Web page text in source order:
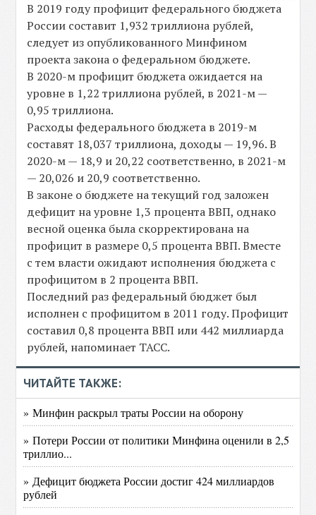
В 2019 году профицит федерального бюджета
России составит 1,932 триллиона рублей,
следует из опубликованного Минфином
проекта закона о федеральном бюджете.
В 2020-м профицит бюджета ожидается на
уровне в 1,22 триллиона рублей, в 2021-м —
0,95 триллиона.
Расходы федерального бюджета в 2019-м
составят 18,037 триллиона, доходы — 19,96. В
2020-м — 18,9 и 20,22 соответственно, в 2021-м
— 20,026 и 20,9 соответственно.
В законе о бюджете на текущий год заложен
дефицит на уровне 1,3 процента ВВП, однако
весной оценка была скорректирована на
профицит в размере 0,5 процента ВВП. Вместе
с тем власти ожидают исполнения бюджета с
профицитом в 2 процента ВВП.
Последний раз федеральный бюджет был
исполнен с профицитом в 2011 году. Профицит
составил 0,8 процента ВВП или 442 миллиарда
рублей, напоминает ТАСС.
ЧИТАЙТЕ ТАКЖЕ:
» Минфин раскрыл траты России на оборону
» Потери России от политики Минфина оценили в 2,5
триллио...
» Дефицит бюджета России достиг 424 миллиардов
рублей